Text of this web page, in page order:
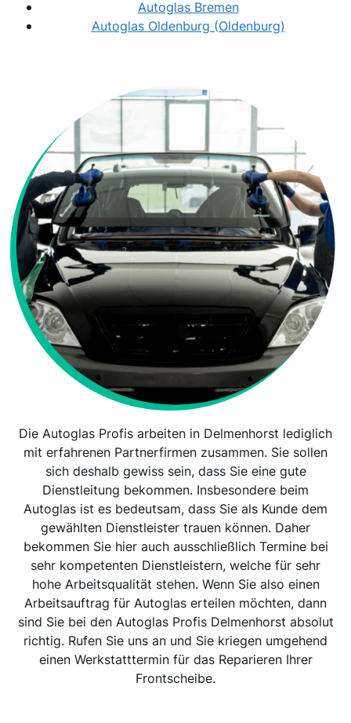
Autoglas Bremen
Autoglas Oldenburg (Oldenburg)
Die Autoglas Profis arbeiten in Delmenhorst lediglich
mit erfahrenen Partnerfirmen zusammen. Sie sollen
sich deshalb gewiss sein, dass Sie eine gute
Dienstleitung bekommen. Insbesondere beim
Autoglas ist es bedeutsam, dass Sie als Kunde dem
gewählten Dienstleister trauen können. Daher
bekommen Sie hier auch ausschließlich Termine bei
sehr kompetenten Dienstleistern, welche für sehr
hohe Arbeitsqualität stehen. Wenn Sie also einen
Arbeitsauftrag für Autoglas erteilen möchten, dann
sind Sie bei den Autoglas Profis Delmenhorst absolut
richtig. Rufen Sie uns an und Sie kriegen umgehend
einen Werkstatttermin für das Reparieren Ihrer
Frontscheibe.